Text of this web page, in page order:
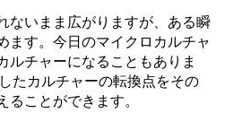
ないまま広がりますが、 ある瞬
ます。 今日のマイクロカルチャ
ルチャーになることもありま
たカルチャーの転換点をその
ることができます。